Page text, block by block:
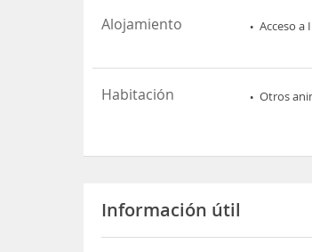
Alojamiento Acceso a
Habitación Otros
Información útil